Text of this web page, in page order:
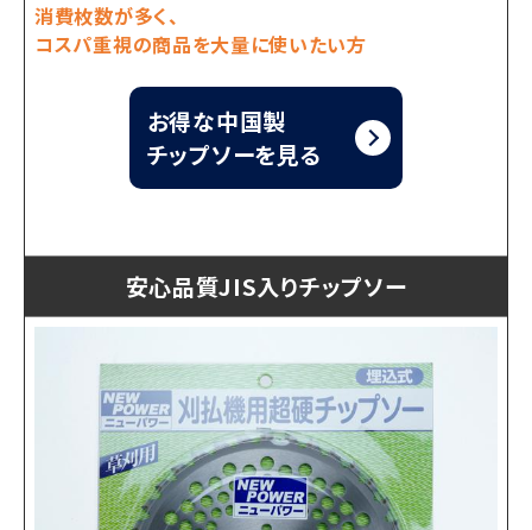
消費枚数が多く、
コスパ重視の商品を大量に使いたい方
お得な中国製
チップソーを見る
安心品質JIS入りチップソー